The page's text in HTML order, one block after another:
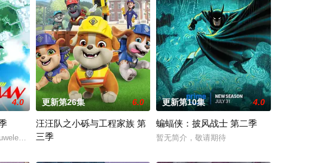
队将共同应
4.0
also rev
更新第26集 6.0
汪汪队之小砾与工程家族 第
三季
更新第10集 4.0
蝙蝠侠：披风战士 第二季
暂无简介，敬请期待